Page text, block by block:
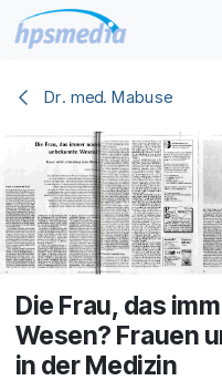
Zum Inhalt springen
Dr. med. Mabuse
Die Frau, das
Wesen? Frauen
in der Medizin